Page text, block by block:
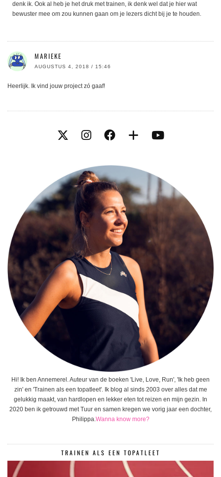
denk ik. Ook al heb je het druk met trainen, ik denk wel dat je hier wat
bewuster mee om zou kunnen gaan om je lezers dicht bij je te houden.
MARIEKE
AUGUSTUS 4, 2018 / 15:46
Heerlijk. Ik vind jouw project zó gaaf!
Hi! Ik ben Annemerel. Auteur van de boeken 'Live, Love, Run', 'Ik heb geen
zin' en 'Trainen als een topatleet'. Ik blog al sinds 2003 over alles dat me
gelukkig maakt, van hardlopen en lekker eten tot reizen en mijn gezin. In
2020 ben ik getrouwd met Tuur en samen kregen we vorig jaar een dochter,
Philippa.Wanna know more?
TRAINEN ALS EEN TOPATLEET